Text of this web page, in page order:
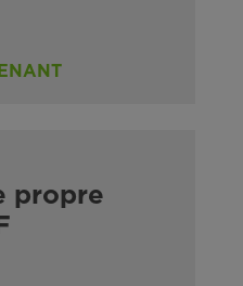
propre